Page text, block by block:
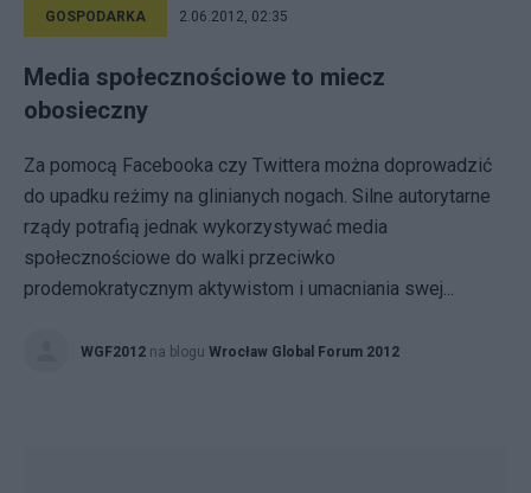
GOSPODARKA 2.06.2012, 02:35
Media społecznościowe to miecz
obosieczny
Za pomocą Facebooka czy Twittera można doprowadzić
do upadku reżimy na glinianych nogach. Silne autorytarne
rządy potrafią jednak wykorzystywać media
społecznościowe do walki przeciwko
prodemokratycznym aktywistom i umacniania swej...
WGF2012 na blogu Wrocław Global Forum 2012